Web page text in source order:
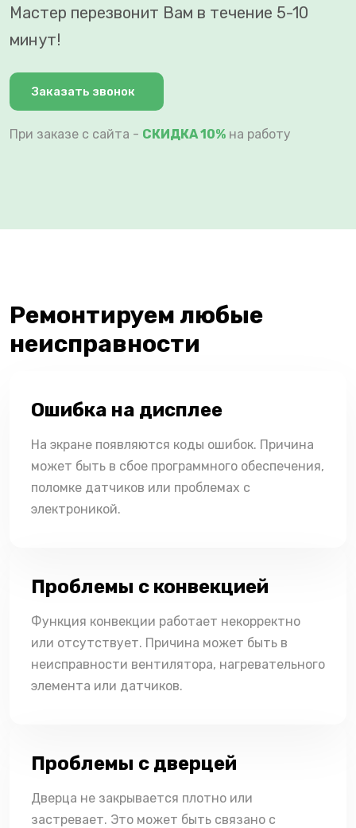
Мастер перезвонит Вам в течение 5-10
минут!
Заказать звонок
При заказе с сайта - СКИДКА 10% на работу
Ремонтируем любые
неисправности
Ошибка на дисплее
На экране появляются коды ошибок. Причина
может быть в сбое программного обеспечения,
поломке датчиков или проблемах с
электроникой.
Проблемы с конвекцией
Функция конвекции работает некорректно
или отсутствует. Причина может быть в
неисправности вентилятора, нагревательного
элемента или датчиков.
Проблемы с дверцей
Дверца не закрывается плотно или
застревает. Это может быть связано с